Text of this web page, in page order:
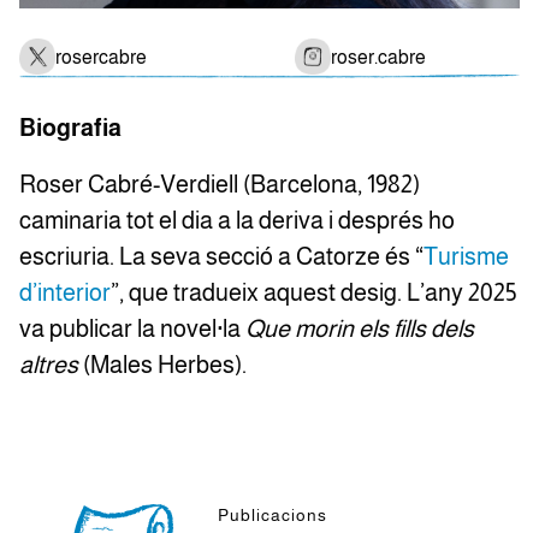
rosercabre roser.cabre
Biografia
Roser Cabré-Verdiell (Barcelona, 1982)
caminaria tot el dia a la deriva i després ho
escriuria. La seva secció a Catorze és “Turisme
d’interior”, que tradueix aquest desig. L’any 2025
va publicar la novel·la Que morin els fills dels
altres(Males Herbes).
Publicacions